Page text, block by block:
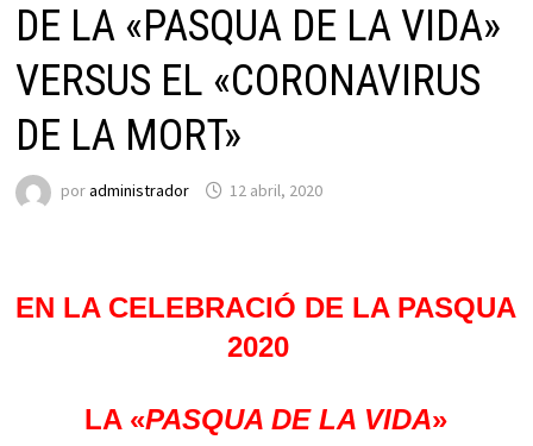
DE LA «PASQUA DE LA VIDA»
VERSUS EL «CORONAVIRUS
DE LA MORT»
poradministrador 12 abril, 2020
EN LA CELEBRACIÓ DE LA PASQUA
2020
LA «PASQUA DE LA VIDA»